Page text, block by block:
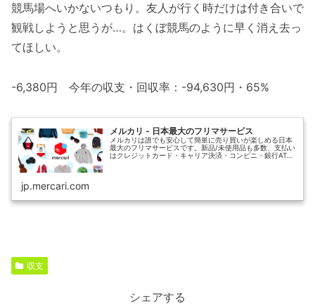
競馬場へいかないつもり。友人が行く時だけは付き合いで
観戦しようと思うが…。はくぼ競馬のように早く消え去っ
てほしい。
-6,380円 今年の収支・回収率：-94,630円・65%
メルカリ - 日本最大のフリマサービス
メルカリは誰でも安心して簡単に売り買いが楽しめる日本
最大のフリマサービスです。新品/未使用品も多数、支払い
はクレジットカード・キャリア決済・コンビニ・銀行ATM
jp.mercari.com
収支
シェアする